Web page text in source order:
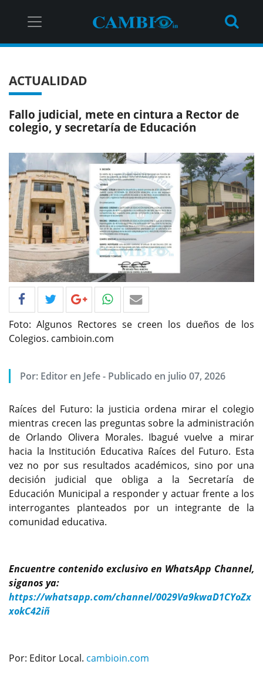
ACTUALIDAD
Fallo judicial, mete en cintura a Rector de
colegio, y secretaría de Educación
Foto: Algunos Rectores se creen los dueños de los
Colegios. cambioin.com
Por: Editor en Jefe - Publicado en julio 07, 2026
Raíces del Futuro: la justicia ordena mirar el colegio
mientras crecen las preguntas sobre la administración
de Orlando Olivera Morales. Ibagué vuelve a mirar
hacia la Institución Educativa Raíces del Futuro. Esta
vez no por sus resultados académicos, sino por una
decisión judicial que obliga a la Secretaría de
Educación Municipal a responder y actuar frente a los
interrogantes planteados por un integrante de la
comunidad educativa.
Encuentre contenido exclusivo en WhatsApp Channel,
siganos ya:
https://whatsapp.com/channel/0029Va9kwaD1CYoZx
xokC42iñ
Por: Editor Local. cambioin.com